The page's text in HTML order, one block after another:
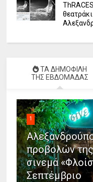
ΤΑ ΔΗΜΟΦΙΛΗ
ΤΗΣ ΕΒΔΟΜΑΔΑΣ
1
προβολών
σινεμά
Σεπτέμβριο